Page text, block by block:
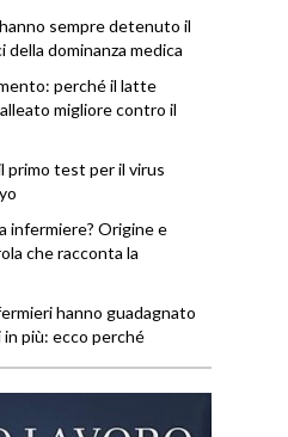
sempre detenuto il
della dominanza medica
perché il latte
migliore contro il
primo test per il virus
infermiere? Origine e
che racconta la
hanno guadagnato
in più: ecco perché